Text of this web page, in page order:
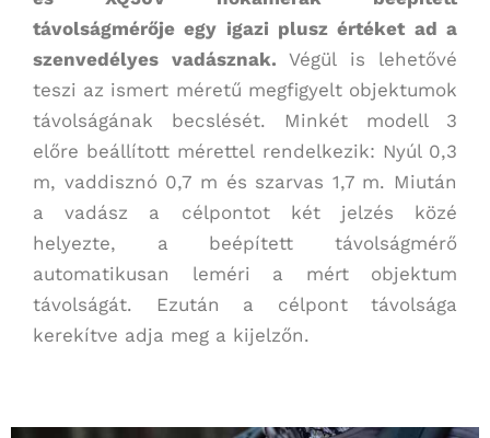
távolságmérője egy igazi plusz értéket ad a
szenvedélyes vadásznak. Végül is lehetővé
teszi az ismert méretű megfigyelt objektumok
távolságának becslését. Minkét modell 3
előre beállított mérettel rendelkezik: Nyúl 0,3
m, vaddisznó 0,7 m és szarvas 1,7 m. Miután
a vadász a célpontot két jelzés közé
helyezte, a beépített távolságmérő
automatikusan leméri a mért objektum
távolságát. Ezután a célpont távolsága
kerekítve adja meg a kijelzőn.